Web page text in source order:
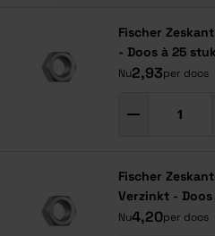
Fischer
- Doos à 25
Nu2,93per doos
Fischer
Verzinkt -
Nu4,20per doos